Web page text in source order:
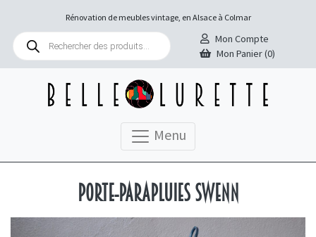
Rénovation de meubles vintage, en Alsace à Colmar
Recherche
produits
Mon Compte
Mon Panier (0)
Menu
Porte-parapluies Swenn